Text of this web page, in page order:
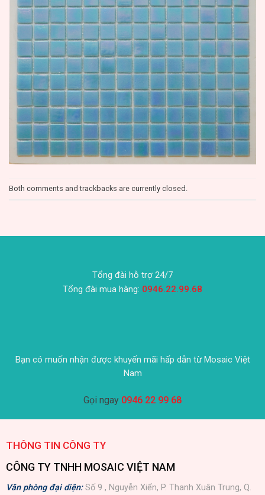
Both comments and trackbacks are currently closed.
Tổng đài hỗ trợ 24/7
Tổng đài mua hàng: 0946.22.99.68
Bạn có muốn nhận được khuyến mãi hấp dẫn từ Mosaic Việt
Nam
Gọi ngay 0946 22 99 68
THÔNG TIN CÔNG TY
CÔNG TY TNHH MOSAIC VIỆT NAM
Văn phòng đại diện:Số 9 , Nguyễn Xiển, P. Thanh Xuân Trung, Q.